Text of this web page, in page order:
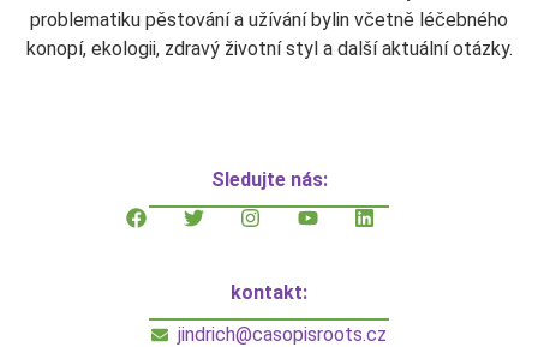
problematiku pěstování a užívání bylin včetně léčebného
konopí, ekologii, zdravý životní styl a další aktuální otázky.
Sledujte nás:
kontakt:
jindrich@casopisroots.cz